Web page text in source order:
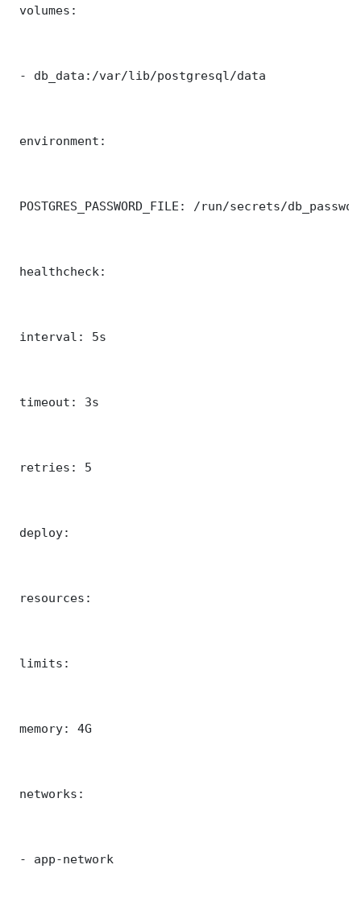
volumes:
- db_data:/var/lib/postgresql/data
environment:
POSTGRES_PASSWORD_FILE: /run/secrets/
healthcheck:
interval: 5s
timeout: 3s
retries: 5
deploy:
resources:
limits:
memory: 4G
networks:
- app-network